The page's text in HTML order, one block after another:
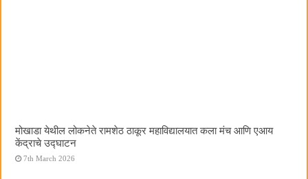
मोखाडा येथील लोकनेते रामशेठ ठाकूर महाविद्यालयात कला मंच आणि एआय
केंद्राचे उद्घाटन
7th March 2026